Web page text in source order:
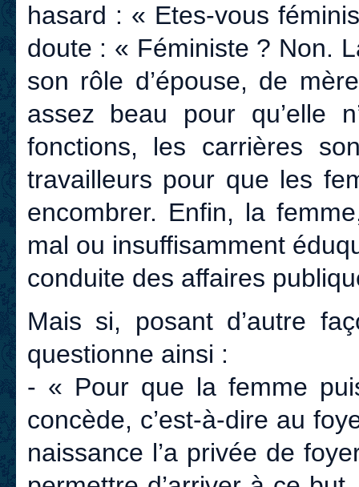
hasard : « Etes-vous
doute : « Féministe ? Non.
son rôle d’épouse, de
assez beau pour qu’elle
fonctions, les carrières
travailleurs pour que les
encombrer. Enfin, la
mal ou insuffisamment
conduite des affaires
Mais si, posant d’autre
questionne ainsi :
- « Pour que la femme
concède, c’est-à-dire au
naissance l’a privée de